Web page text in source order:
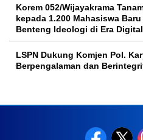
Korem 052/Wijayakrama
kepada 1.200 Mahasiswa
Benteng Ideologi di Era Digital
LSPN Dukung Komjen Pol.
Berpengalaman dan